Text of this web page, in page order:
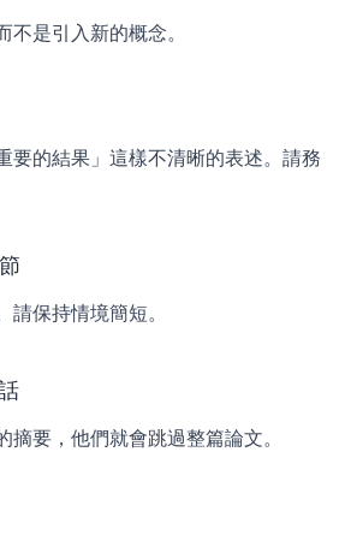
是引入新的概念。
要的結果」這樣不清晰的表述。請務
請保持情境簡短。
要，他們就會跳過整篇論文。